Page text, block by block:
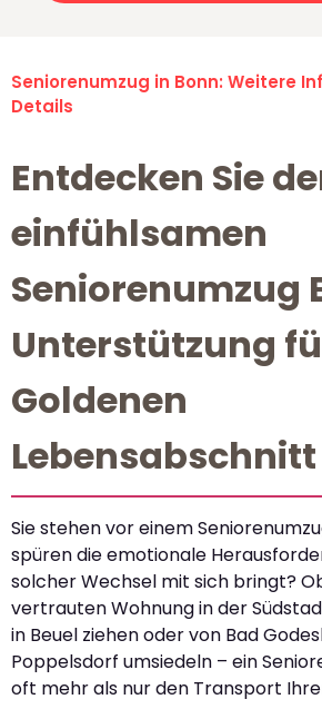
Seniorenumzug in Bonn: Weitere
Details
Entdecken Sie
einfühlsamen
Seniorenumzug
Unterstützung
Goldenen
Lebensabschnitt
Sie stehen vor einem
spüren die emotionale
solcher Wechsel mit sich bringt?
vertrauten Wohnung in der
in Beuel ziehen oder von Bad
Poppelsdorf umsiedeln – ein
oft mehr als nur den Transport